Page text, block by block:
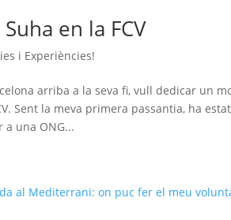
en la FCV
i Experiències!
arriba a la seva fi, vull dedicar un
Sent la meva primera passantia, ha
una ONG...